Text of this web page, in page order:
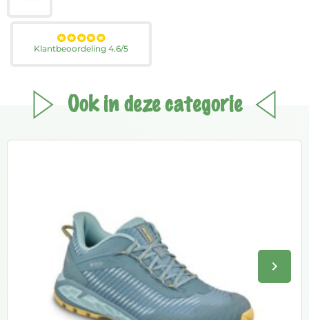
Klantbeoordeling 4.6/5
Ook in deze categorie
keyboard_arrow_right